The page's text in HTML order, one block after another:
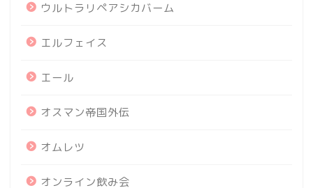
ウルトラリペアシカバーム
エルフェイス
エール
オスマン帝国外伝
オムレツ
オンライン飲み会